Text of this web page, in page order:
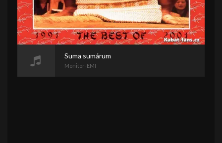
Suma sumárum
Monitor-EMI